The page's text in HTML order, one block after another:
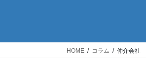
HOME コラム 仲介会社